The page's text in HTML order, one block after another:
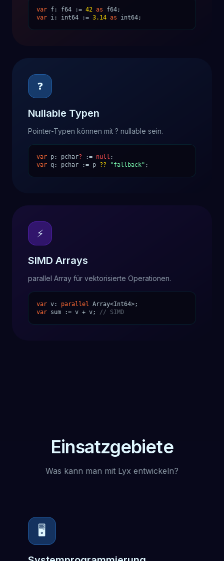
var f: f64 := 42 as f64;
var i: int64 := 3.14 as int64;
❓
Nullable Typen
Pointer-Typen können mit ? nullable sein.
var p: pchar? := null ;
var q: pchar := p ?? "fallback" ;
⚡
SIMD Arrays
parallel Array für vektorisierte Operationen.
var v: parallel Array<Int64>;
var sum := v + v; // SIMD
Einsatzgebiete
Was kann man mit Lyx entwickeln?
🖥️